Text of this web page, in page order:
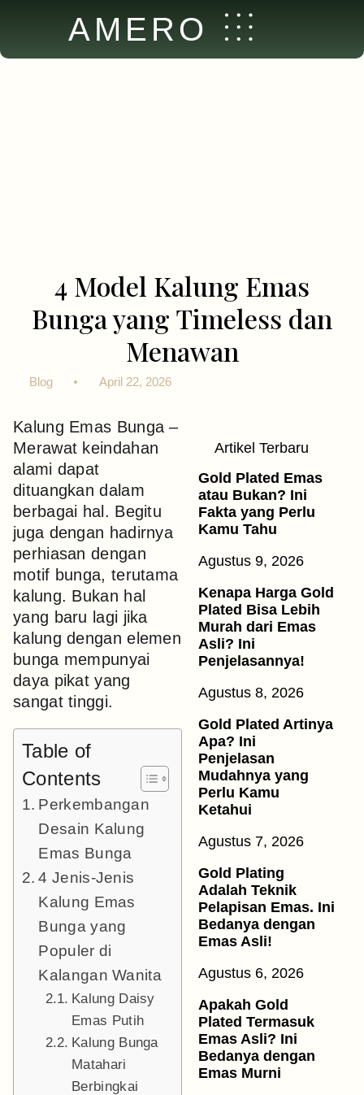
AMERO
4 Model Kalung Emas
Bunga yang Timeless dan
Menawan
Blog April 22, 2026
Kalung Emas Bunga –
Merawat keindahan
alami dapat
dituangkan dalam
berbagai hal. Begitu
juga dengan hadirnya
perhiasan dengan
motif bunga, terutama
kalung. Bukan hal
yang baru lagi jika
kalung dengan elemen
bunga mempunyai
daya pikat yang
sangat tinggi.
Table of
Contents
Perkembangan
Desain Kalung
Emas Bunga
4 Jenis-Jenis
Kalung Emas
Bunga yang
Populer di
Kalangan Wanita
Kalung Daisy
Emas Putih
Kalung Bunga
Matahari
Berbingkai
Artikel Terbaru
Gold Plated Emas
atau Bukan? Ini
Fakta yang Perlu
Kamu Tahu
Agustus 9, 2026
Kenapa Harga Gold
Plated Bisa Lebih
Murah dari Emas
Asli? Ini
Penjelasannya!
Agustus 8, 2026
Gold Plated Artinya
Apa? Ini
Penjelasan
Mudahnya yang
Perlu Kamu
Ketahui
Agustus 7, 2026
Gold Plating
Adalah Teknik
Pelapisan Emas. Ini
Bedanya dengan
Emas Asli!
Agustus 6, 2026
Apakah Gold
Plated Termasuk
Emas Asli? Ini
Bedanya dengan
Emas Murni